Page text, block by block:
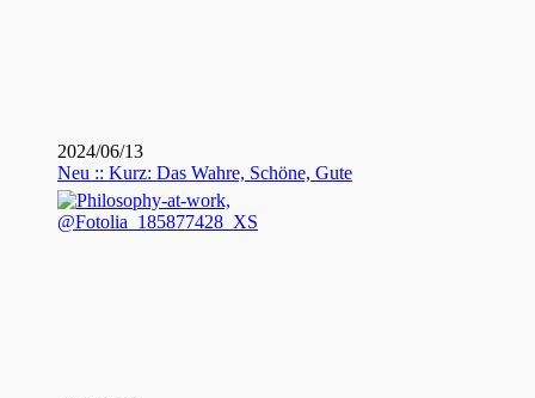
2024/06/13
Neu :: Kurz: Das Wahre, Schöne, Gute